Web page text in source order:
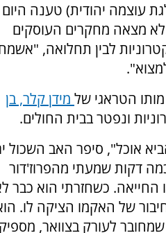
עוצמה יהודית) טענה היום
לא מצאה מחקרים העוסקים
לבין תחלואה,
הטראגי של מידן קלר, בן
ונפטר בבית החולים.
אוכל", סיפר האב השכול
דקות שמעתי מהפרוז'דור
החייאה. כשחזרתי הוא כבר
של האקמו הציקה לו.
לעורק בצוואר,